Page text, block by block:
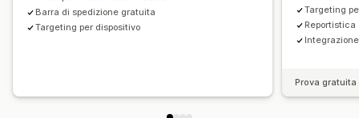
Barra di spedizione gratuita
Targeting per dispositivo
Targeting
Reportistica
Prova